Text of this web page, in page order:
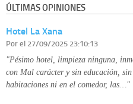
Derechos:tiene derecho a saber qué
disponible en nuestra página web.
Información complementaria:
ÚLTIMAS OPINIONES
Hotel La Xana
Porel 27/09/2025 23:10:13
"Pésimo hotel, limpieza ninguna,
con Mal carácter y sin educación,
habitaciones ni en el comedor, las…"